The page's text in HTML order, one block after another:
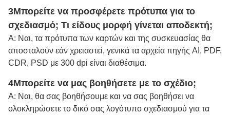
3Μπορείτε να προσφέρετε πρότυπα για το
σχεδιασμό; Τι είδους μορφή γίνεται αποδεκτή;
Α: Ναι, τα πρότυπα των καρτών και της συσκευασίας θα
αποσταλούν εάν χρειαστεί, γενικά τα αρχεία πηγής AI, PDF,
CDR, PSD με 300 dpi είναι διαθέσιμα.
4Μπορείτε να μας βοηθήσετε με το σχέδιο;
Α: Ναι, θα σας βοηθήσουμε και να σας βοηθήσει να
ολοκληρώσετε το δικό σας λογότυπο σχεδιασμού για τα